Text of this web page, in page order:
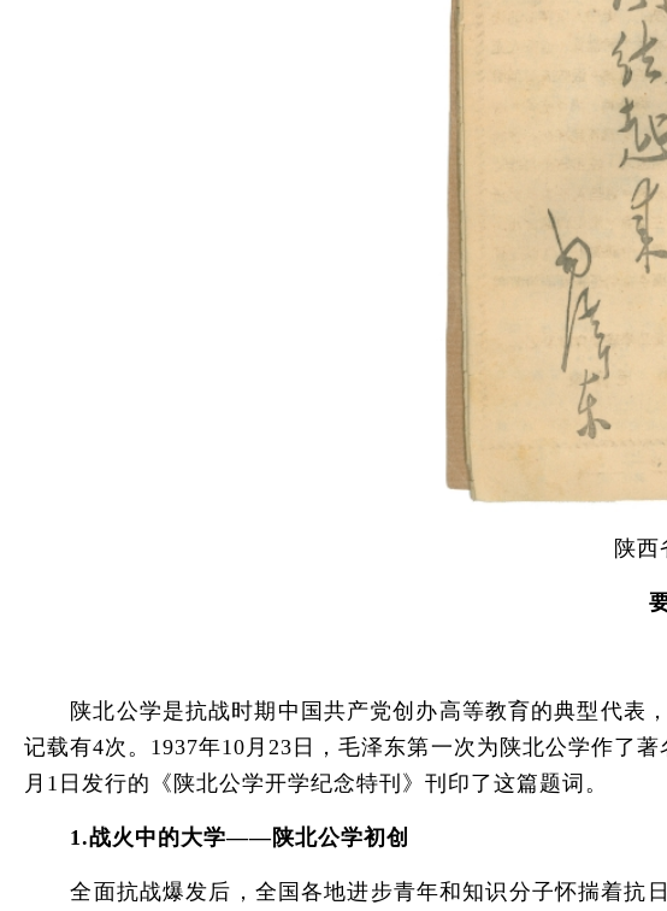
陕西省
陕北公学是抗战时期中国共产党创办高等教育的典型代表，
记载有4次。1937年10月23日，毛泽东第一次为陕北公学作了
月1日发行的《陕北公学开学纪念特刊》刊印了这篇题词。
1.战火中的大学——陕北公学初创
全面抗战爆发后，全国各地进步青年和知识分子怀揣着抗